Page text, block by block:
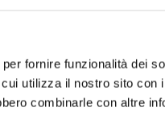
fornire funzionalità dei
utilizza il nostro sito con
combinarle con altre
il momento di agire
possiamo aiutarti a
ai tuoi